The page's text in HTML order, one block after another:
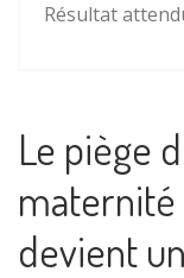
Résultat
Le piège
maternité
devient